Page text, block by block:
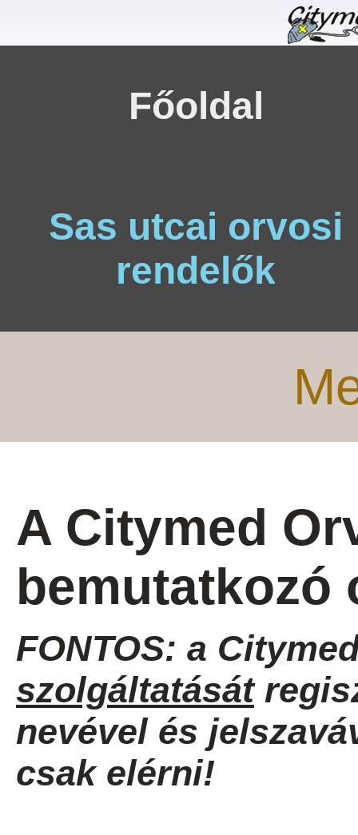
Főoldal
Sas utcai orvosi
rendelők
A Citymed
bemutatkozó
FONTOS: a
szolgáltatását
nevével és
csak elérni!